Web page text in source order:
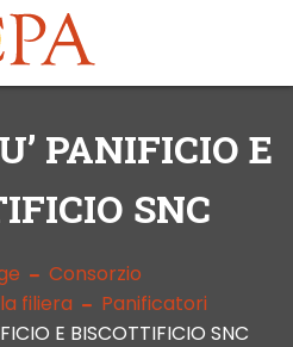
PANIFICIO E
SNC
Consorzio
filiera
Panificatori
E BISCOTTIFICIO SNC